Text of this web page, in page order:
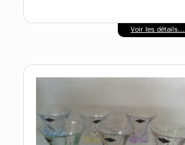
Voir les détails...